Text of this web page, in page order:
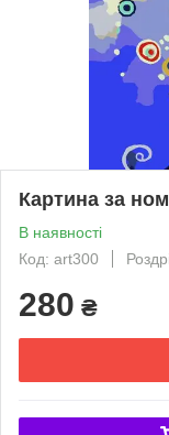
Картина за
В наявності
Код: art300
280 ₴